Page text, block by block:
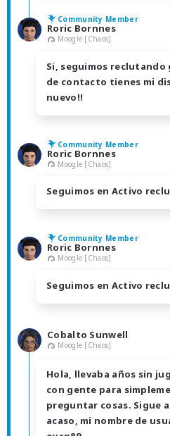
Community Member
Roric Bornnes
Moogle [Chaos]
Si, seguimos
de contacto tienes mi
nuevo!!
Community Member
Roric Bornnes
Moogle [Chaos]
Seguimos en Activo
Community Member
Roric Bornnes
Moogle [Chaos]
Seguimos en Activo
Cobalto Sunwell
Moogle [Chaos]
Hola, llevaba años sin
con gente para
preguntar cosas. Sigue
acaso, mi nombre de